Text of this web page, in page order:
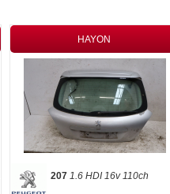
HAYON
207 1.6 HDI 16v 110ch